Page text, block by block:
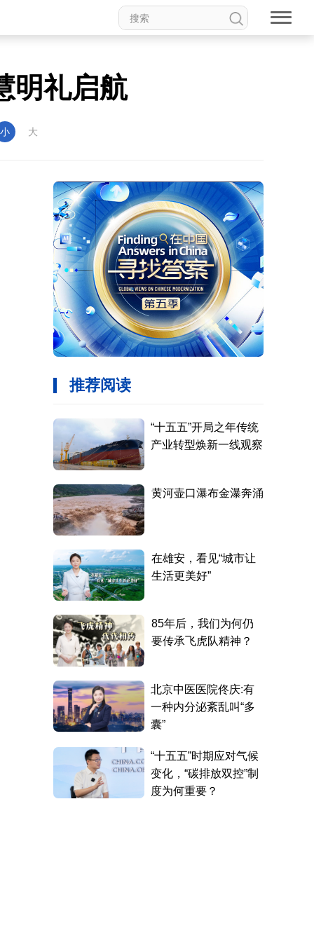
明礼启航
小 大